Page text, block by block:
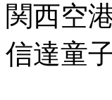
関西空
信達童